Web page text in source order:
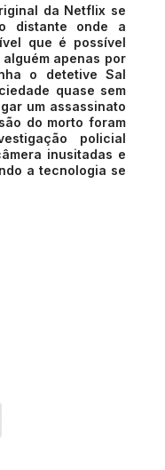
da Netflix se
distante onde a
que é possível
apenas por
o detetive Sal
quase sem
um assassinato
do morto foram
policial
inusitadas e
a tecnologia se